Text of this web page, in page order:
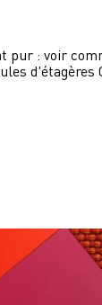
pur : voir
d'étagères